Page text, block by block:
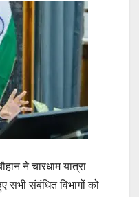
ने चारधाम यात्रा
सभी संबंधित विभागों को